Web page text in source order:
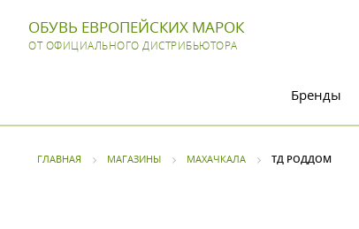
ОБУВЬ ЕВРОПЕЙСКИХ МАРОК
ОТ ОФИЦИАЛЬНОГО ДИСТРИБЬЮТОРА
Бренды
ГЛАВНАЯ МАГАЗИНЫ МАХАЧКАЛА ТД РОДДОМ